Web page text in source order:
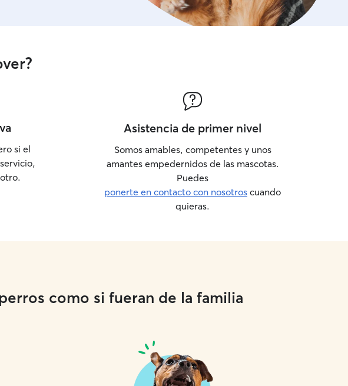
si el
Asistencia de primer nivel
Somos amables, competentes y unos
amantes empedernidos de las mascotas.
Puedes
ponerte en contacto con nosotros cuando
quieras.
como si fueran de la familia